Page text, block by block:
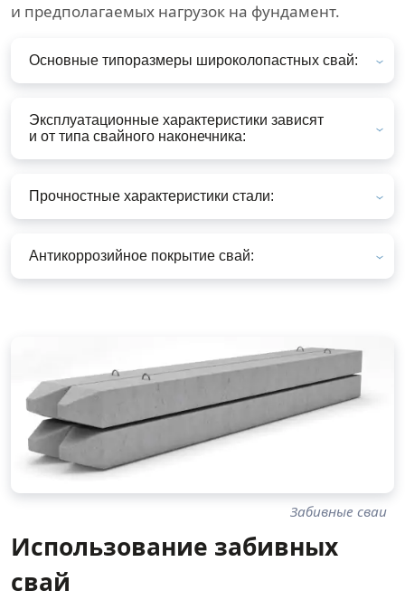
и предполагаемых нагрузок на фундамент.
Основные типоразмеры широколопастных свай:
Эксплуатационные характеристики зависят
и от типа свайного наконечника:
Прочностные характеристики стали:
Антикоррозийное покрытие свай:
Забивные сваи
Использование забивных
свай